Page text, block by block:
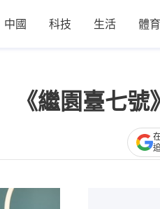
中國 科技 生活 體育
《繼園臺七號